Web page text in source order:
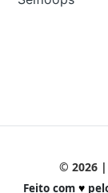
© 2026 |
Feito com ♥